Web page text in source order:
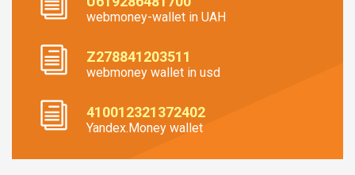
webmoney-wallet in UAH
Z278841203511
webmoney wallet in usd
410012321372402
Yandex.Money wallet